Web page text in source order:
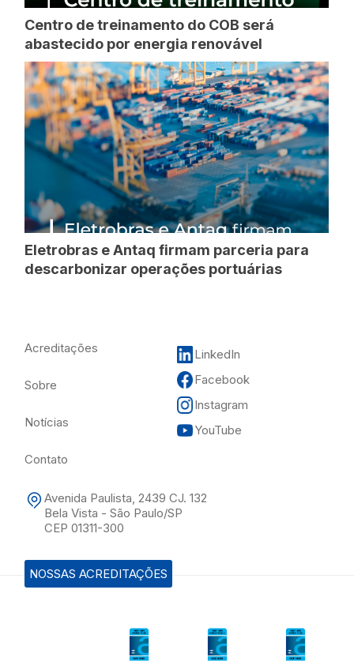
Centro de treinamento do COB será
abastecido por energia renovável
Eletrobras e Antaq firmam parceria para
descarbonizar operações portuárias
Acreditações
Sobre
Notícias
Contato
Avenida Paulista, 2439 CJ. 132
Bela Vista - São Paulo/SP
CEP 01311-300
LinkedIn
Facebook
Instagram
YouTube
NOSSAS ACREDITAÇÕES